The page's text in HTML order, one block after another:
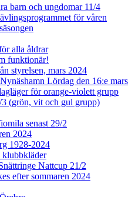
barn och ungdomar 11/4
för våren
alla åldrar
funktionär!
styrelsen, mars 2024
Lördag den 16:e mars
för orange-violett grupp
(grön, vit och gul grupp)
senast 29/2
2024
1928-2024
klubbkläder
Nattcup 21/2
efter sommaren 2024